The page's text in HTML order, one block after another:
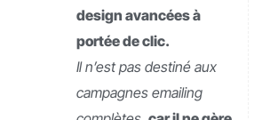
design avancées à
portée de clic.
Il n’est pas destiné aux
campagnes emailing